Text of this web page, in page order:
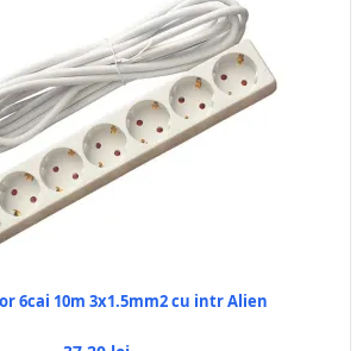
6cai 10m 3x1.5mm2 cu intr Alien